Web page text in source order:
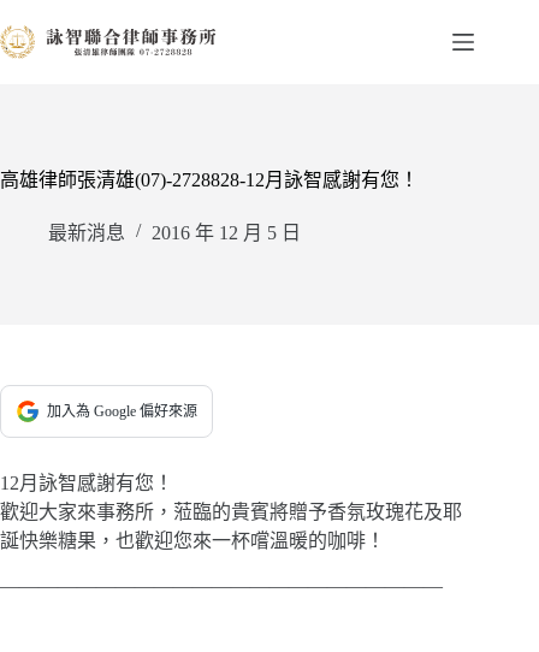
至
高雄律師張清雄(07)-2728828-12月詠智感謝有您！
最新消息 2016 年 12 月 5 日
加入為 Google 偏好來源
12月詠智感謝有您！
歡迎大家來事務所，蒞臨的貴賓將贈予香氛玫瑰花及耶
誕快樂糖果，也歡迎您來一杯嚐溫暖的咖啡！
———————————————————————